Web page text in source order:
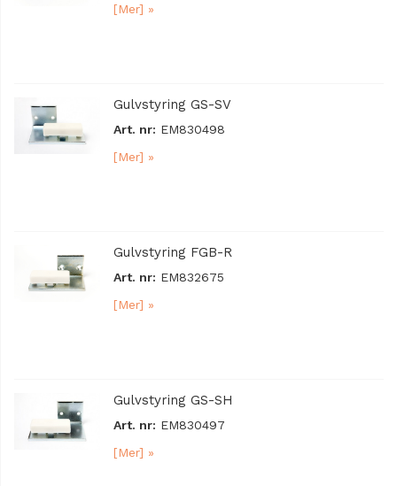
[Mer] »
Gulvstyring GS-SV
Art. nr: EM830498
[Mer] »
Gulvstyring FGB-R
Art. nr: EM832675
[Mer] »
Gulvstyring GS-SH
Art. nr: EM830497
[Mer] »